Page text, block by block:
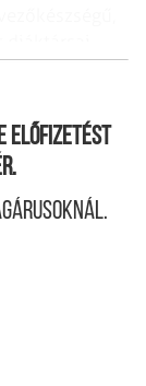
előfizetést